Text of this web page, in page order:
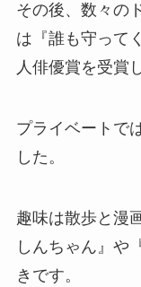
その後、数々の
は『誰も守って
人俳優賞を受賞
プライベートで
した。
趣味は散歩と漫
しんちゃん』や
きです。